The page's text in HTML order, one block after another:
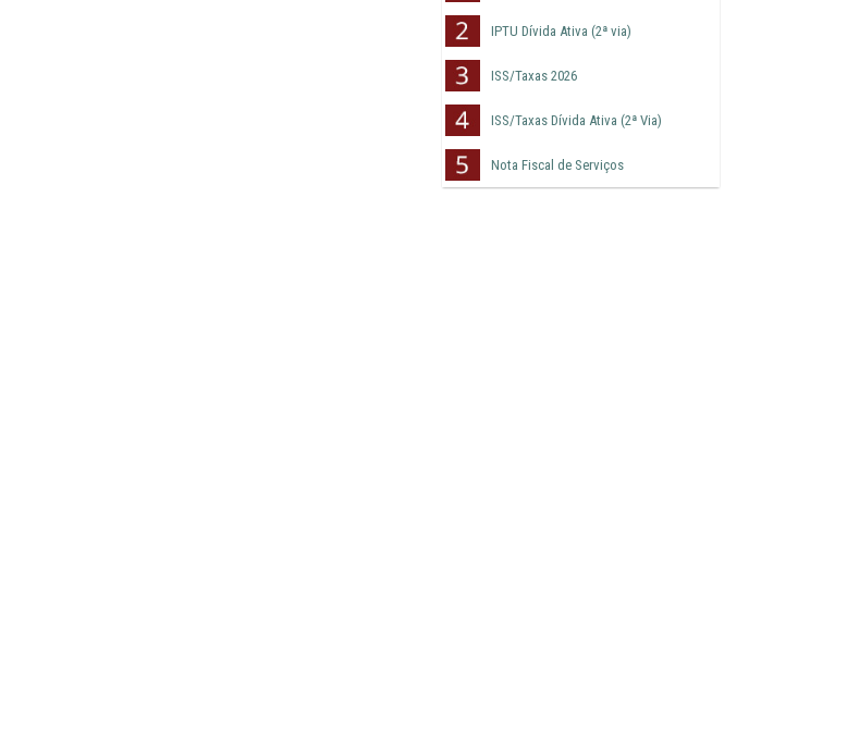
IPTU Dívida Ativa (2ª via)
ISS/Taxas 2026
ISS/Taxas Dívida Ativa (2ª Via)
Nota Fiscal de Serviços